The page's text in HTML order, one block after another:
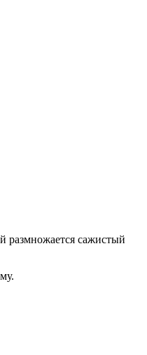
размножается сажистый